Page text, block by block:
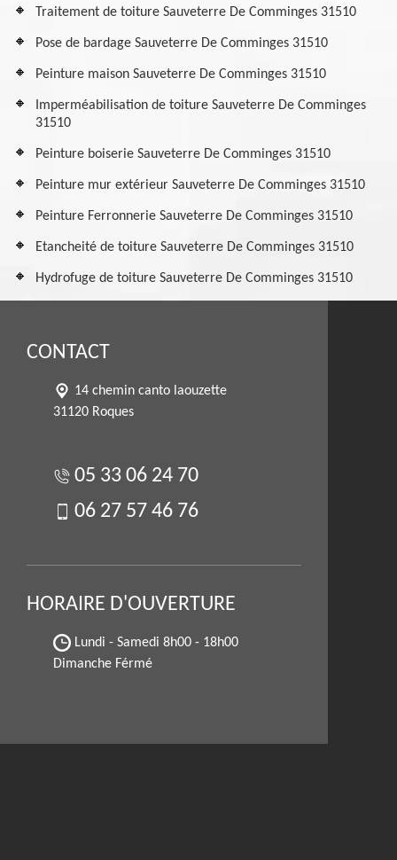
Traitement de toiture Sauveterre De Comminges 31510
Pose de bardage Sauveterre De Comminges 31510
Peinture maison Sauveterre De Comminges 31510
Imperméabilisation de toiture Sauveterre De Comminges
31510
Peinture boiserie Sauveterre De Comminges 31510
Peinture mur extérieur Sauveterre De Comminges 31510
Peinture Ferronnerie Sauveterre De Comminges 31510
Etancheité de toiture Sauveterre De Comminges 31510
Hydrofuge de toiture Sauveterre De Comminges 31510
CONTACT
14 chemin canto laouzette
31120 Roques
05 33 06 24 70
06 27 57 46 76
HORAIRE D'OUVERTURE
Lundi - Samedi 8h00 - 18h00
Dimanche Férmé